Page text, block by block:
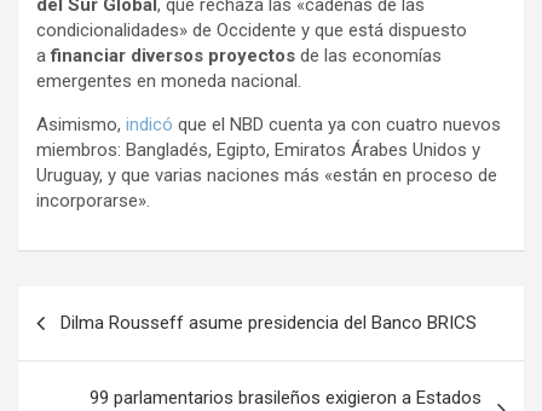
del Sur Global , que rechaza las «cadenas de las
condicionalidades» de Occidente y que está dispuesto
afinanciar diversos proyectos de las economías
emergentes en moneda nacional.
Asimismo, indicó que el NBD cuenta ya con cuatro nuevos
miembros: Bangladés, Egipto, Emiratos Árabes Unidos y
Uruguay, y que varias naciones más «están en proceso de
incorporarse».
Dilma Rousseff asume presidencia del Banco BRICS
99 parlamentarios brasileños exigieron a Estados